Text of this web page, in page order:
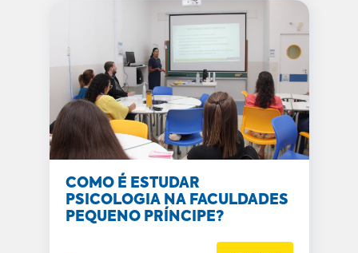
COMO É ESTUDAR
PSICOLOGIA NA FACULDADES
PEQUENO PRÍNCIPE?